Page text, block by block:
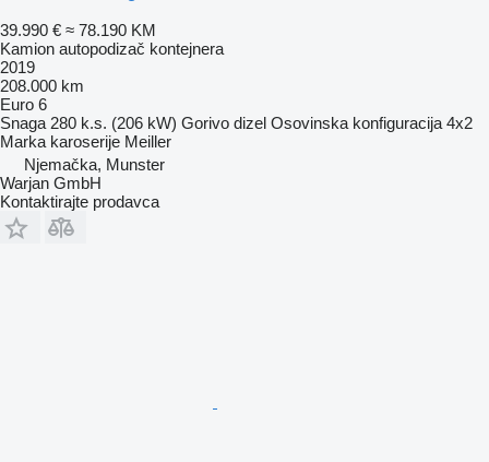
39.990 € ≈ 78.190 KM
Kamion autopodizač kontejnera
2019
208.000 km
Euro 6
Snaga 280 k.s. (206 kW) Gorivo dizel Osovinska konfiguracija 4x2
Marka karoserije Meiller
Njemačka, Munster
Warjan GmbH
Kontaktirajte prodavca